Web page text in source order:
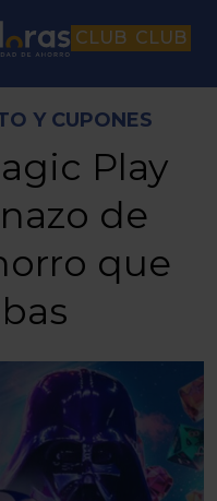
CLUB CLUB
Y CUPONES
Play
de
que